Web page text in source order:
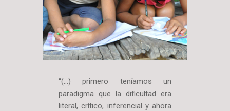
“(…) primero teníamos un
paradigma que la dificultad era
literal, crítico, inferencial y ahora